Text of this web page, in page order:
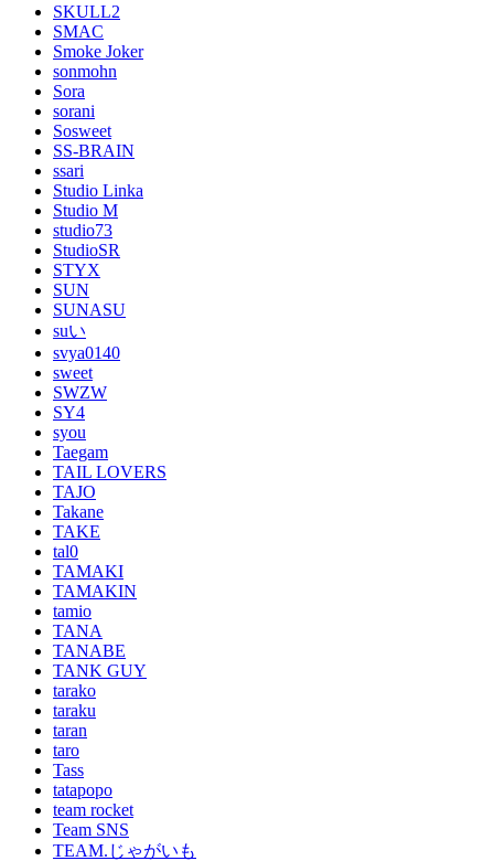
SKULL2
SMAC
Smoke Joker
sonmohn
Sora
sorani
Sosweet
SS-BRAIN
ssari
Studio Linka
Studio M
studio73
StudioSR
STYX
SUN
SUNASU
suい
svya0140
sweet
SWZW
SY4
syou
Taegam
TAIL LOVERS
TAJO
Takane
TAKE
tal0
TAMAKI
TAMAKIN
tamio
TANA
TANABE
TANK GUY
tarako
taraku
taran
taro
Tass
tatapopo
team rocket
Team SNS
TEAM.じゃがいも